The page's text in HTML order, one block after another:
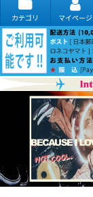
カテゴリ マイページ